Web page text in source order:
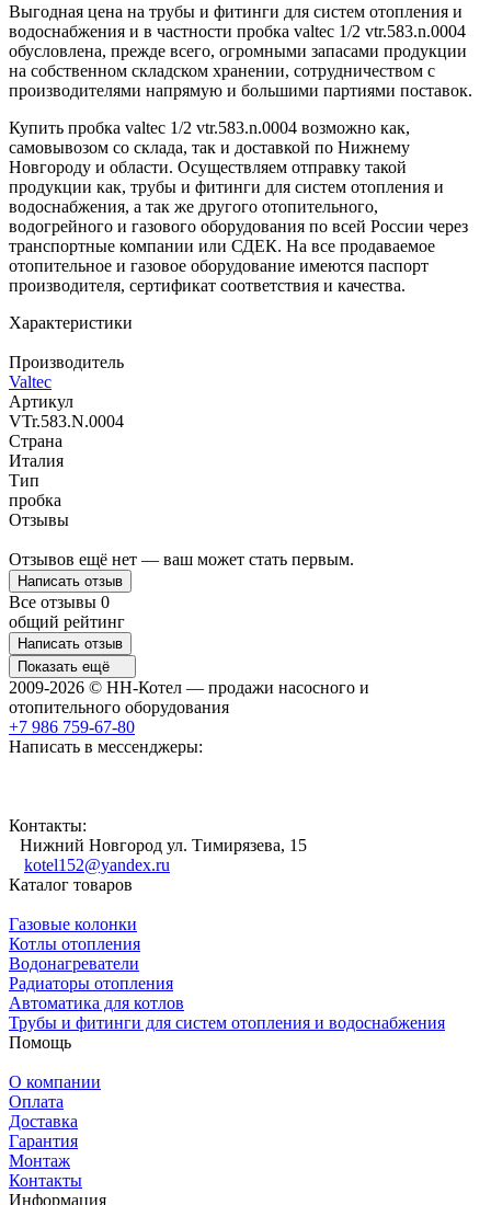
Выгодная цена на трубы и фитинги для систем отопления и
водоснабжения и в частности пробка valteс 1/2 vtr.583.n.0004
обусловлена, прежде всего, огромными запасами продукции
на собственном складском хранении, сотрудничеством с
производителями напрямую и большими партиями поставок.
Купить пробка valteс 1/2 vtr.583.n.0004 возможно как,
самовывозом со склада, так и доставкой по Нижнему
Новгороду и области. Осуществляем отправку такой
продукции как, трубы и фитинги для систем отопления и
водоснабжения, а так же другого отопительного,
водогрейного и газового оборудования по всей России через
транспортные компании или СДЕК. На все продаваемое
отопительное и газовое оборудование имеются паспорт
производителя, сертификат соответствия и качества.
Характеристики
Производитель
Valtec
Артикул
VTr.583.N.0004
Страна
Италия
Тип
пробка
Отзывы
Отзывов ещё нет — ваш может стать первым.
Написать отзыв
Все отзывы 0
общий рейтинг
Написать отзыв
Показать ещё
2009-2026 © НН-Котел — продажи насосного и
отопительного оборудования
+7 986 759-67-80
Написать в мессенджеры:
Контакты:
Нижний Новгород ул. Тимирязева, 15
kotel152@yandex.ru
Каталог товаров
Газовые колонки
Котлы отопления
Водонагреватели
Радиаторы отопления
Автоматика для котлов
Трубы и фитинги для систем отопления и водоснабжения
Помощь
О компании
Оплата
Доставка
Гарантия
Монтаж
Контакты
Информация